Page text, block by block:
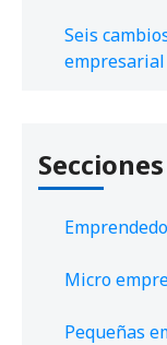
Seis
empresarial
Secciones
Micro
Pequeñas